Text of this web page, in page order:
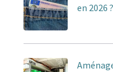
en 2026 ?